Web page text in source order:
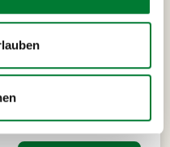
Tagesrückfahrt.